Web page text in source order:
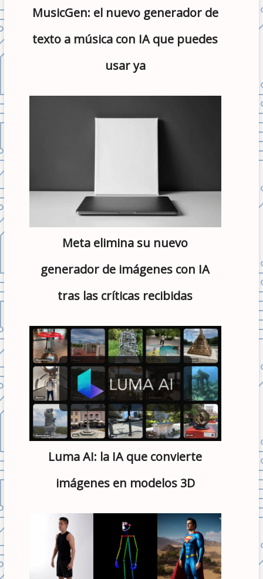
MusicGen: el nuevo generador de
texto a música con IA que puedes
usar ya
Meta elimina su nuevo
generador de imágenes con IA
tras las críticas recibidas
Luma AI: la IA que convierte
imágenes en modelos 3D